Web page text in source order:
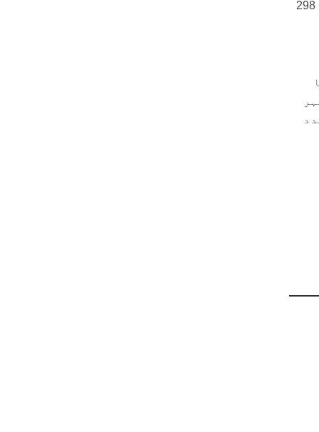
میں حالیہ فرقہ وارانہ جھڑپوں میں 1192 افراد ہلاک ہو چکے جن میں 336 دروز جنگجو، 298